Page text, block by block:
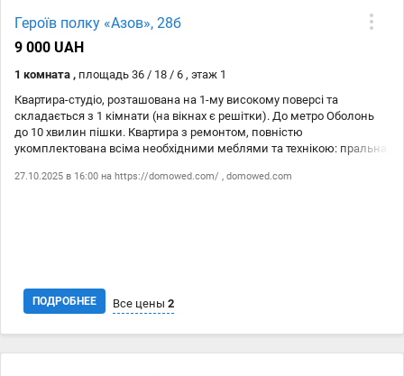
06.11 https://domowed.com/
Героїв полку «Азов», 28б
9 000 UAH
1 комната , площадь 36 / 18 / 6 , этаж 1
Квартира-студіо, розташована на 1-му високому поверсі та
складається з 1 кімнати (на вікнах є решітки). До метро Оболонь
до 10 хвилин пішки. Квартира з ремонтом, повністю
укомплектована всіма необхідними меблями та технікою: пральна
транспортна розвязка. У пішій доступності: школа, дитячий садок,
27.10.2025 в 16:00 на https://domowed.com/ , domowed.com
ПОДРОБНЕЕ Все цены 2